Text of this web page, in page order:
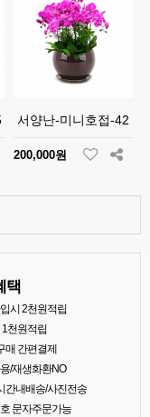
서양난-미니호접-42
200,000원
택
시 2천원적립
천원적립
매 간편결제
/재생화환NO
간내배송/사진전송
문자주문가능